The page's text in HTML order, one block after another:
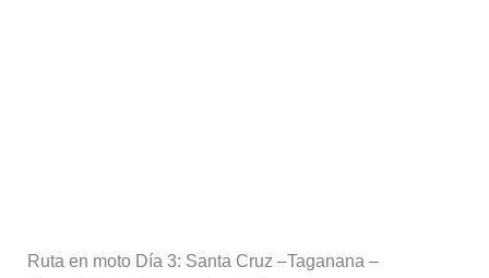
Ruta en moto Día 3: Santa Cruz –Taganana –